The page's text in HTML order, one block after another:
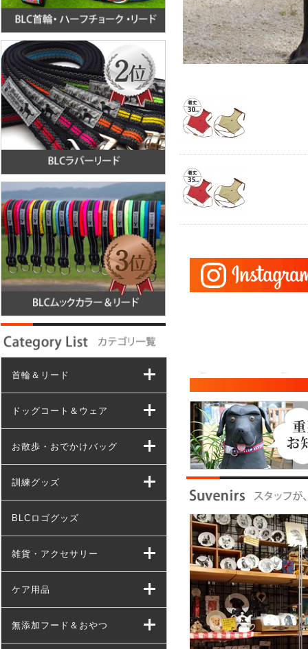
首輪＆リード
ドッグコート＆ウェア
お散歩・おでかけバッグ
訓練グッズ
BLCロゴグッズ
雑貨・アクセサリー
ケア用品
無添加フード＆おやつ